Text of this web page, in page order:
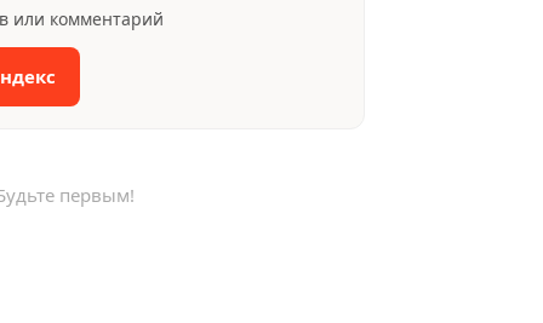
или комментарий
первым!